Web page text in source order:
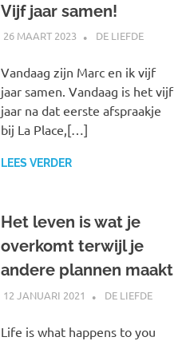
Vijf jaar samen!
26 MAART 2023 MARJOLEIN
DE LIEFDE
Vandaag zijn Marc en ik vijf
jaar samen. Vandaag is het vijf
jaar na dat eerste afspraakje
bij La Place,[…]
LEES VERDER
Het leven is wat je
overkomt terwijl je
andere plannen maakt
12 JANUARI 2021 MARJOLEIN
DE LIEFDE
Life is what happens to you